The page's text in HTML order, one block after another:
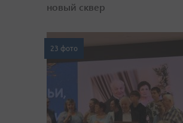
новый сквер
23 фото